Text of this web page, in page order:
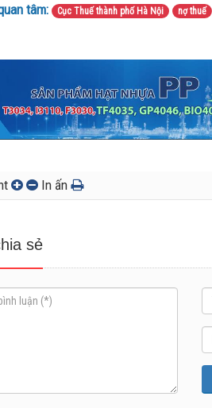
tâm: Cục Thuế thành phố Hà Nội nợ thuế
In ấn
sẻ